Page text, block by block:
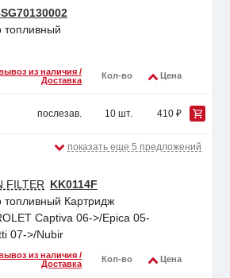
топливный
из наличия /
Доставка
Кол-во Цена
послезав. 10 шт. 410 ₽
показать еще 5 предложений
FILTER KK0114F
топливный Картридж
Captiva 06->/Epica 05-
07->/Nubir
из наличия /
Доставка
Кол-во Цена